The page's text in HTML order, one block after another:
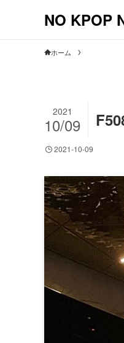
NO KPOP
ホーム
2021
10/09
2021-10-09